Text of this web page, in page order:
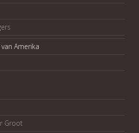
Amerika
Groot